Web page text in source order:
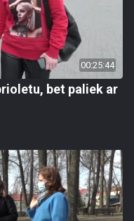
00:25:44
bet paliek ar